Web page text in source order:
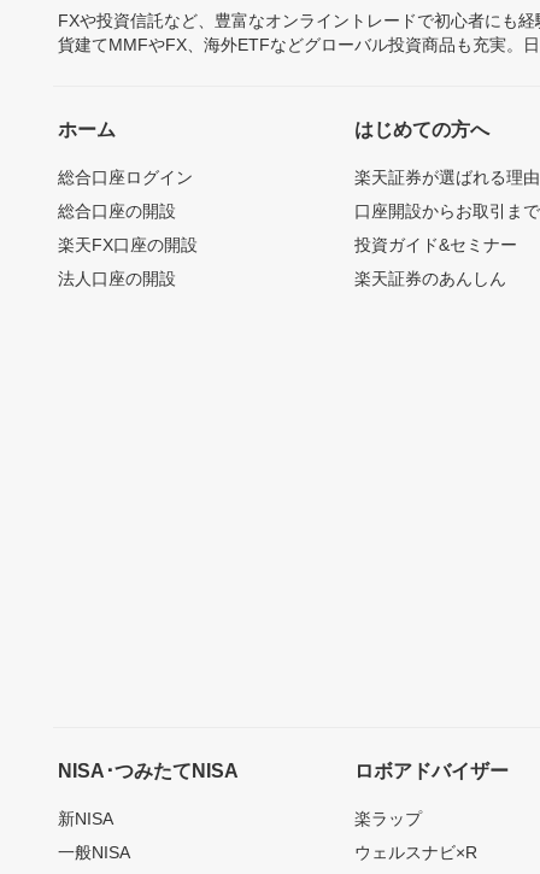
FXや投資信託など、豊富なオンライントレードで初心者にも
貨建てMMFやFX、海外ETFなどグローバル投資商品も充実。
ホーム
総合口座ログイン
総合口座の開設
楽天FX口座の開設
法人口座の開設
はじめての方へ
楽天証券が選ばれる理由
口座開設からお取引ま
投資ガイド&セミナー
楽天証券のあんしん
NISA･つみたてNISA
新NISA
一般NISA
ロボアドバイザー
楽ラップ
ウェルスナビ×R